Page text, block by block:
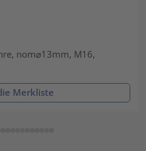
nom⌀13mm, M16,
Merkliste